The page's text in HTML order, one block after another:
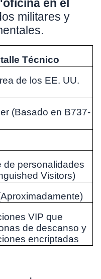
en el
militares y
Técnico
de los EE. UU.
(Basado en B737-
de personalidades
Visitors)
VIP que
de descanso y
encriptadas